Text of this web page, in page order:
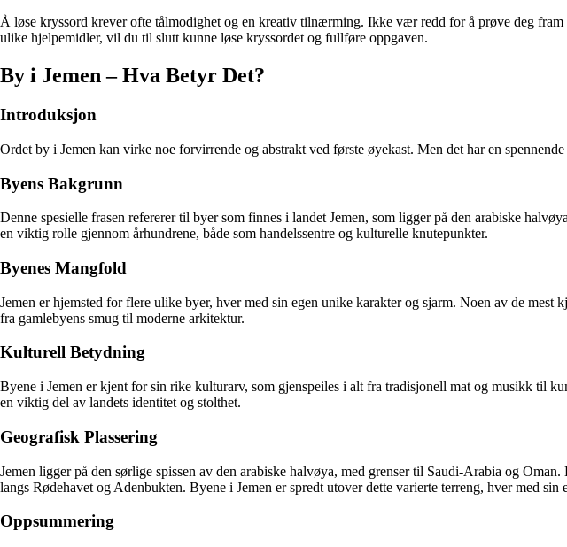
Å løse kryssord krever ofte tålmodighet og en kreativ tilnærming. Ikke vær redd for å prøve deg
ulike hjelpemidler, vil du til slutt kunne løse kryssordet og fullføre oppgaven.
By i Jemen – Hva Betyr Det?
Introduksjon
Ordet by i Jemen kan virke noe forvirrende og abstrakt ved første øyekast. Men det har en
Byens Bakgrunn
Denne spesielle frasen refererer til byer som finnes i landet Jemen, som ligger på den arabiske
en viktig rolle gjennom århundrene, både som handelssentre og kulturelle knutepunkter.
Byenes Mangfold
Jemen er hjemsted for flere ulike byer, hver med sin egen unike karakter og sjarm. Noen av de
fra gamlebyens smug til moderne arkitektur.
Kulturell Betydning
Byene i Jemen er kjent for sin rike kulturarv, som gjenspeiles i alt fra tradisjonell mat og musikk til
en viktig del av landets identitet og stolthet.
Geografisk Plassering
Jemen ligger på den sørlige spissen av den arabiske halvøya, med grenser til Saudi-Arabia og
langs Rødehavet og Adenbukten. Byene i Jemen er spredt utover dette varierte terreng, hver med
Oppsummering